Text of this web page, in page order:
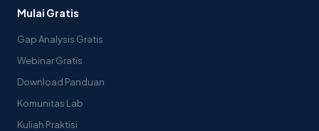
Mulai Gratis
Gap Analysis Gratis
Webinar Gratis
Download Panduan
Komunitas Lab
Kuliah Praktisi